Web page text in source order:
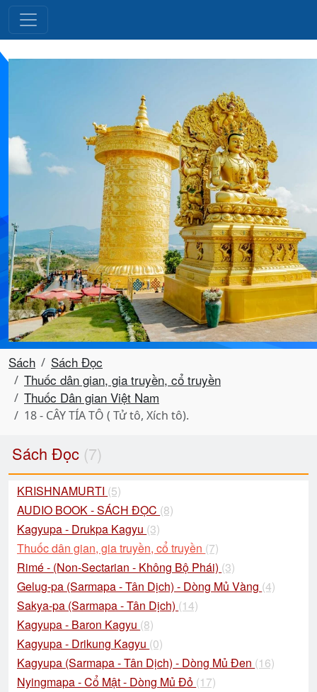
Sách
Sách Đọc
Thuốc dân gian, gia truyền, cổ truyền
Thuốc Dân gian Việt Nam
18 - CÂY TÍA TÔ ( Tử tô, Xích tô).
Sách Đọc (7)
KRISHNAMURTI (5)
AUDIO BOOK - SÁCH ĐỌC (8)
Kagyupa - Drukpa Kagyu (3)
Thuốc dân gian, gia truyền, cổ truyền (7)
Rimé - (Non-Sectarian - Không Bộ Phái) (3)
Gelug-pa (Sarmapa - Tân Dịch) - Dòng Mủ Vàng (4)
Sakya-pa (Sarmapa - Tân Dịch) (14)
Kagyupa - Baron Kagyu (8)
Kagyupa - Drikung Kagyu (0)
Kagyupa (Sarmapa - Tân Dịch) - Dòng Mủ Đen (16)
Nyingmapa - Cổ Mật - Dòng Mủ Đỏ (17)